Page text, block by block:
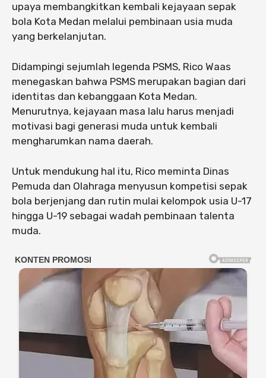
upaya membangkitkan kembali kejayaan sepak
bola Kota Medan melalui pembinaan usia muda
yang berkelanjutan.
Didampingi sejumlah legenda PSMS, Rico Waas
menegaskan bahwa PSMS merupakan bagian dari
identitas dan kebanggaan Kota Medan.
Menurutnya, kejayaan masa lalu harus menjadi
motivasi bagi generasi muda untuk kembali
mengharumkan nama daerah.
Untuk mendukung hal itu, Rico meminta Dinas
Pemuda dan Olahraga menyusun kompetisi sepak
bola berjenjang dan rutin mulai kelompok usia U-17
hingga U-19 sebagai wadah pembinaan talenta
muda.